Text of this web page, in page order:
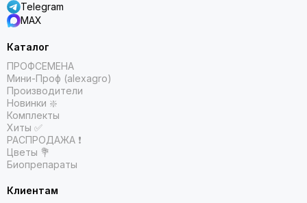
Telegram
MAX
Каталог
ПРОФСЕМЕНА
Мини-Проф (alexagro)
Производители
Новинки ❇️
Комплекты
Хиты ✅
РАСПРОДАЖА ❗️
Цветы 💐
Биопрепараты
Клиентам